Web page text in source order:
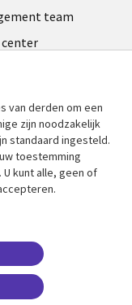
team
center
management
van derden om een
zijn noodzakelijk
standaard ingesteld.
toestemming
kunt alle, geen of